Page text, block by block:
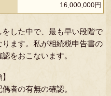
16,000,000円
した中で、最も早い段階で
ます。私が相続税申告書の
をおこないます。
者の有無の確認。